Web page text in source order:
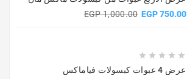
750.00 EGP
1,000.00 EGP





عرض 4 عبوات كبسولات فياماكس